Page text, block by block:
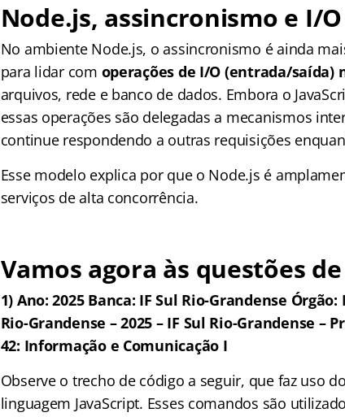
Node.js, assincronismo e I/
No ambiente Node.js, o assincronismo é ainda
para lidar com operações de I/O (entrada/saída)
arquivos, rede e banco de dados. Embora o
essas operações são delegadas a mecanismos
continue respondendo a outras requisições
Esse modelo explica por que o Node.js é
serviços de alta concorrência.
Vamos agora às questões
1) Ano: 2025 Banca: IF Sul Rio-Grandense
Rio-Grandense – 2025 – IF Sul Rio-Grandense –
42: Informação e Comunicação I
Observe o trecho de código a seguir, que faz uso
linguagem JavaScript. Esses comandos são